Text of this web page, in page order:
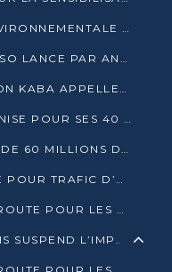
UNE NOUVELLE DIRECTION ENVIRONNEMENTALE POUR RENFORCER LA GESTION DES DONNÉES AU CONGO
LE PRÉSIDENT SASSOU N’GUESSO LANCE PAR ANTICIPATION LA 39ÈME JOURNÉE NATIONALE DE L’ARBRE
L’ASSOCIATION LES AMIS D’YVON KABA APPELLENT DENIS SASSOU N’GUESSO À SE PORTER CANDIDAT
CONGO : LE BCBTP SE MODERNISE POUR SES 40 ANS D’EXISTENCE
LA BANQUE MONDIALE ACCORDE 60 MILLIONS DE DOLLARS POUR LA RÉSILIENCE URBAINE AU CONGO
NKAYI : UN HOMME INTERPELLÉ POUR TRAFIC D’UN BÉBÉ CHIMPANZÉ
55 ÉTUDIANTS CONGOLAIS EN ROUTE POUR LES UNIVERSITÉS ALGÉRIENNES
LE GOUVERNEMENT CONGOLAIS SUSPEND L’IMPORTATION DES MACHETTES ET DES MOTOS